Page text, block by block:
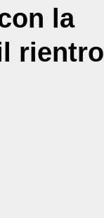
la
rientro